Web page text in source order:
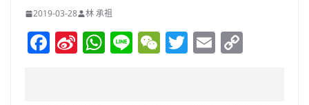
2019-03-28 林 承祖
F Si W Li W T E